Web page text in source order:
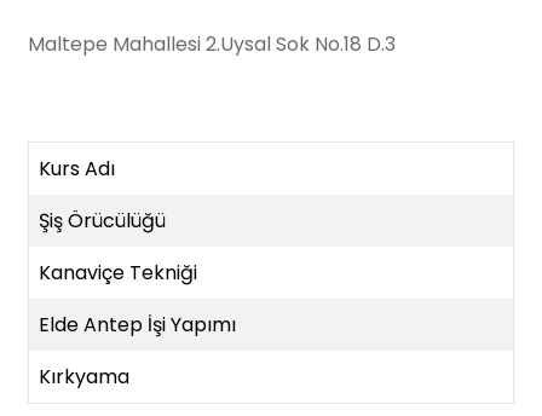
Maltepe Mahallesi 2.Uysal Sok No.18 D.3
Kurs Adı
Şiş Örücülüğü
Kanaviçe Tekniği
Elde Antep İşi Yapımı
Kırkyama